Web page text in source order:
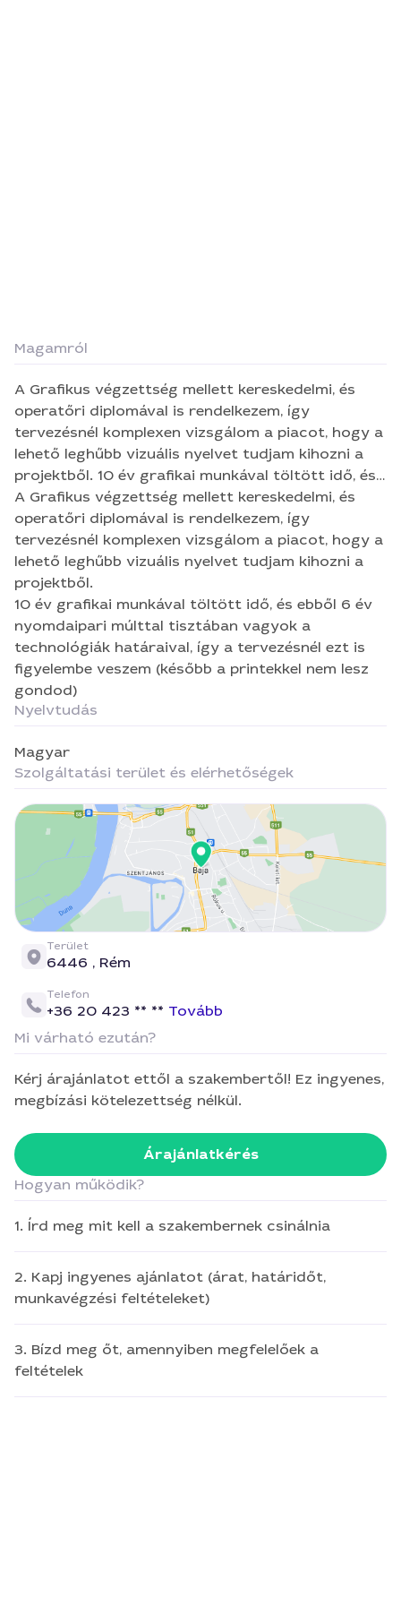
Magamról
A Grafikus végzettség mellett kereskedelmi, és
operatőri diplomával is rendelkezem, így
tervezésnél komplexen vizsgálom a piacot, hogy a
lehető leghűbb vizuális nyelvet tudjam kihozni a
projektből. 10 év grafikai munkával töltött idő, és
ebből 6 év nyomdaipari múlttal tisztában vagyok
a technológiák határaival, így a tervezésnél ezt is
figyelembe veszem (később a printekkel nem lesz
gondod)
A Grafikus végzettség mellett kereskedelmi, és
operatőri diplomával is rendelkezem, így
tervezésnél komplexen vizsgálom a piacot, hogy a
lehető leghűbb vizuális nyelvet tudjam kihozni a
projektből.
10 év grafikai munkával töltött idő, és ebből 6 év
nyomdaipari múlttal tisztában vagyok a
technológiák határaival, így a tervezésnél ezt is
figyelembe veszem (később a printekkel nem lesz
gondod)
Nyelvtudás
Magyar
Szolgáltatási terület és elérhetőségek
Terület
6446 , Rém
Telefon
+36 20 423 ** ** Tovább
Mi várható ezután?
Kérj árajánlatot ettől a szakembertől! Ez ingyenes,
megbízási kötelezettség nélkül.
Árajánlatkérés
Hogyan működik?
1. Írd meg mit kell a szakembernek csinálnia
2. Kapj ingyenes ajánlatot (árat, határidőt,
munkavégzési feltételeket)
3. Bízd meg őt, amennyiben megfelelőek a
feltételek